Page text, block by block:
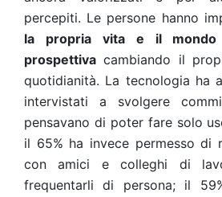
percepiti. Le persone hanno
la propria vita e il mondo
prospettiva cambiando il
quotidianità. La tecnologia ha
intervistati a svolgere
pensavano di poter fare solo
il 65% ha invece permesso di
con amici e colleghi di
frequentarli di persona; il